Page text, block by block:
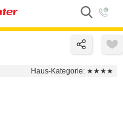
Haus-Kategorie: ★★★★